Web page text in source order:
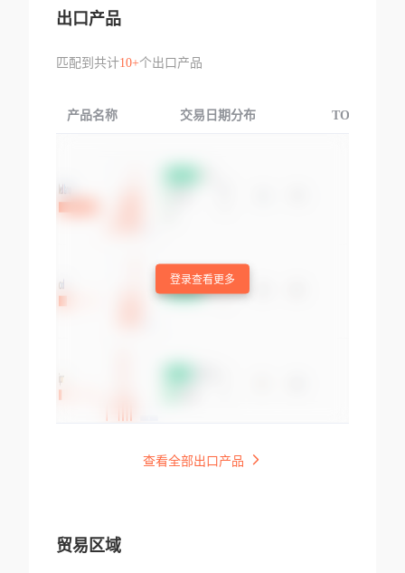
出口产品
匹配到共计10+个出口产品
产品名称 交易日期分布 TOP3交易国
登录查看更多
查看全部出口产品
贸易区域